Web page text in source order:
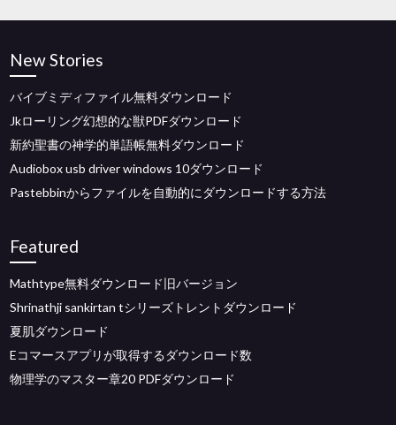
New Stories
バイブミディファイル無料ダウンロード
Jkローリング幻想的な獣PDFダウンロード
新約聖書の神学的単語帳無料ダウンロード
Audiobox usb driver windows 10ダウンロード
Pastebbinからファイルを自動的にダウンロードする方法
Featured
Mathtype無料ダウンロード旧バージョン
Shrinathji sankirtan tシリーズトレントダウンロード
夏肌ダウンロード
Eコマースアプリが取得するダウンロード数
物理学のマスター章20 PDFダウンロード